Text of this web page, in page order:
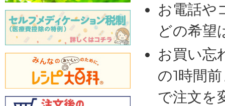
お電話や
どの希望
お買い忘
の1時間
で注文を